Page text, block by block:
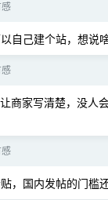
自己建个站，想说
商家写清楚，没人
，国内发帖的门槛